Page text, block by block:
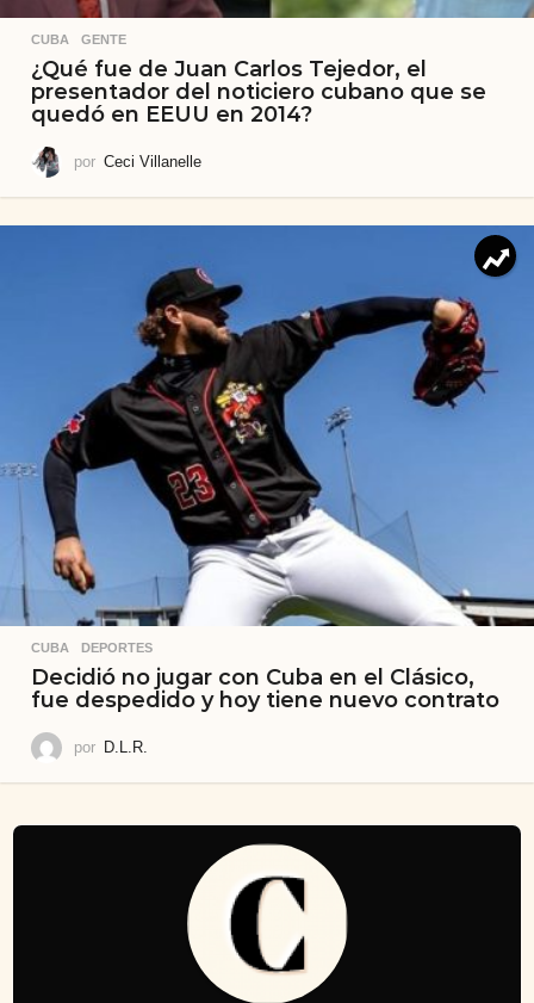
CUBA ,GENTE
¿Qué fue de Juan Carlos Tejedor, el
presentador del noticiero cubano que se
quedó en EEUU en 2014?
por Ceci Villanelle
CUBA ,DEPORTES
Decidió no jugar con Cuba en el Clásico,
fue despedido y hoy tiene nuevo contrato
por D.L.R.